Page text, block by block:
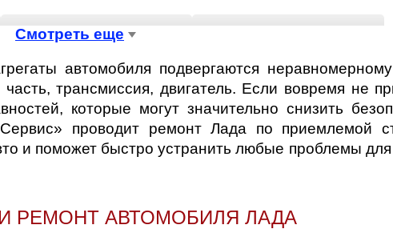
LADA NIVA LADA NOVA
LADA TOSCANA LADA VESTA
NIVA NOVA
Смотреть еще
автомобиля подвергаются
трансмиссия, двигатель. Если вовремя не
которые могут значительно снизить
проводит ремонт Лада по приемлемой
и поможет быстро устранить любые проблемы
РЕМОНТ АВТОМОБИЛЯ ЛАДА